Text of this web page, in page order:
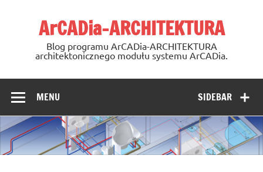
ArCADia-ARCHITEKTURA
Blog programu ArCADia-ARCHITEKTURA
architektonicznego modułu systemu ArCADia.
SIDEBAR
MENU